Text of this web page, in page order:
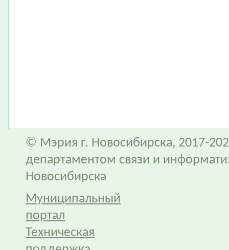
© Мэрия г. Новосибирска, 2017-
департаментом связи и
Новосибирска
Муниципальный
портал
Техническая